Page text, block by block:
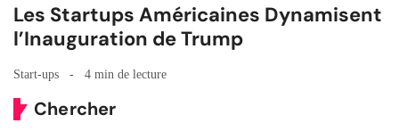
Les Startups Américaines Dynamisent
l’Inauguration de Trump
Start-ups 4 min de lecture
Chercher